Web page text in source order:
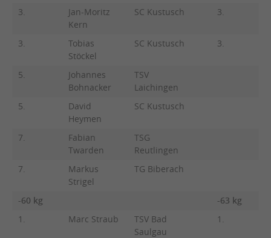
3.
Jan-Moritz
Kern
SC Kustusch 3.
3.
Tobias
Stöckel
SC Kustusch 3.
5.
Johannes
Bohnacker
TSV
Laichingen
5.
David
Heymen
SC Kustusch
7.
Fabian
Twarden
TSG
Reutlingen
7.
Markus
Strigel
TG Biberach
-60 kg
-63 kg
1.
Marc Straub
TSV Bad
Saulgau
1.